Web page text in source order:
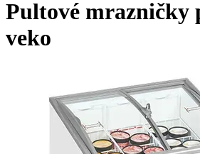
Pultové mrazničky
veko